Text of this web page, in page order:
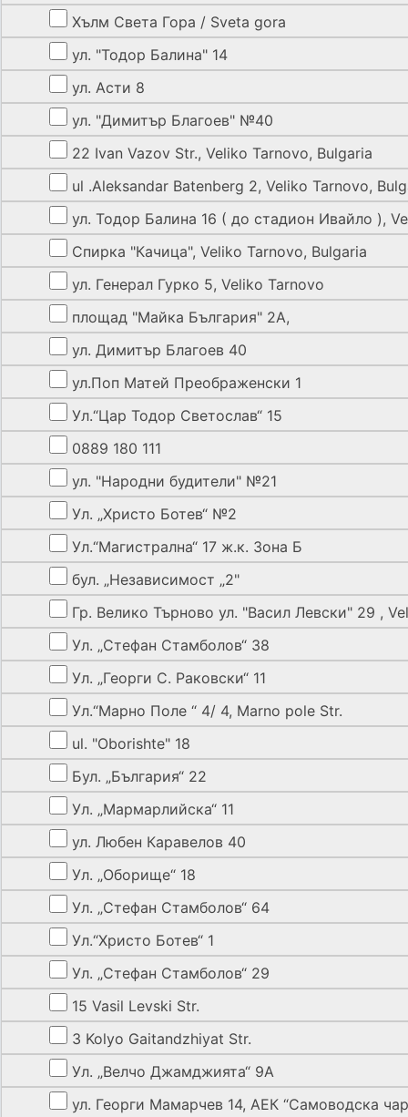
Хълм Света Гора / Sveta gora
ул. "Тодор Балина" 14
ул. Асти 8
ул. "Димитър Благоев" №40
22 Ivan Vazov Str., Veliko Tarnovo, Bulgaria
ul .Aleksandar Batenberg 2, Veliko Tarnovo,
ул. Тодор Балина 16 ( до стадион Ивайло ),
Спирка "Качица", Veliko Tarnovo, Bulgaria
ул. Генерал Гурко 5, Veliko Tarnovo
площад "Майка България" 2А,
ул. Димитър Благоев 40
ул.Поп Матей Преображенски 1
Ул.“Цар Тодор Светослав“ 15
0889 180 111
ул. "Народни будители" №21
Ул. „Христо Ботев“ №2
Ул.“Магистрална“ 17 ж.к. Зона Б
бул. „Независимост „2"
Гр. Велико Търново ул. "Васил Левски" 29 ,
Ул. „Стефан Стамболов“ 38
Ул. „Георги С. Раковски“ 11
Ул.“Марно Поле “ 4/ 4, Marno pole Str.
ul. "Oborishte" 18
Бул. „България“ 22
Ул. „Мармарлийска“ 11
ул. Любен Каравелов 40
Ул. „Оборище“ 18
Ул. „Стефан Стамболов“ 64
Ул.“Христо Ботев“ 1
Ул. „Стефан Стамболов“ 29
15 Vasil Levski Str.
3 Kolyo Gaitandzhiyat Str.
Ул. „Велчо Джамджията“ 9А
ул. Георги Мамарчев 14, АЕК “Самоводска